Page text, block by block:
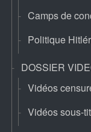
Camps de
Politique
DOSSIER
Vidéos
Vidéos sous-